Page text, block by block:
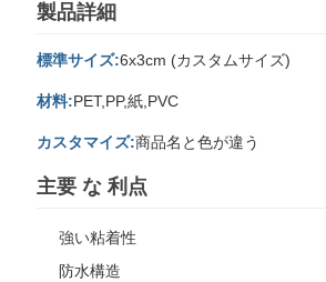
PRIVACY
POLICY
製品詳細
標準サイズ:6x3cm (カスタムサイズ)
材料:PET,PP,紙,PVC
カスタマイズ:商品名と色が違う
主要 な 利点
強い粘着性
防水構造